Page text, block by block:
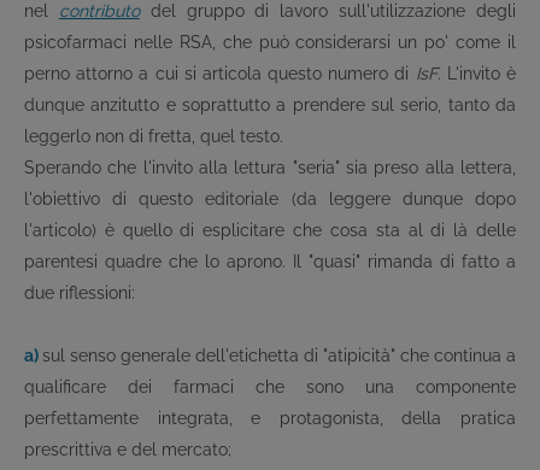
nel contributodel gruppo di lavoro sull'utilizzazione degli
psicofarmaci nelle RSA, che può considerarsi un po' come il
perno attorno a cui si articola questo numero di IsF. L'invito è
dunque anzitutto e soprattutto a prendere sul serio, tanto da
leggerlo non di fretta, quel testo.
Sperando che l'invito alla lettura "seria" sia preso alla lettera,
l'obiettivo di questo editoriale (da leggere dunque dopo
l'articolo) è quello di esplicitare che cosa sta al di là delle
parentesi quadre che lo aprono. Il "quasi" rimanda di fatto a
due riflessioni:
a)sul senso generale dell'etichetta di "atipicità" che continua a
qualificare dei farmaci che sono una componente
perfettamente integrata, e protagonista, della pratica
prescrittiva e del mercato;